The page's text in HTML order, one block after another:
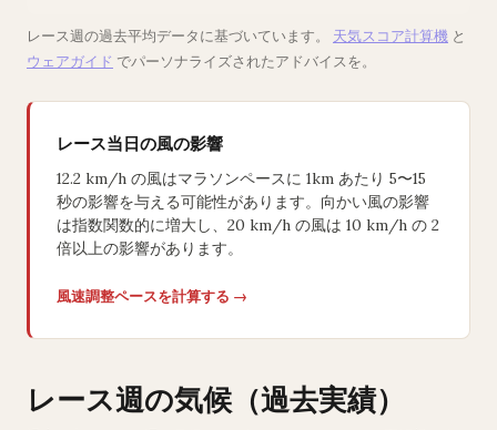
レース週の過去平均データに基づいています。 天気スコア計算機 と
ウェアガイド でパーソナライズされたアドバイスを。
レース当日の風の影響
12.2 km/h の風はマラソンペースに 1km あたり 5〜15
秒の影響を与える可能性があります。向かい風の影響
は指数関数的に増大し、20 km/h の風は 10 km/h の 2
倍以上の影響があります。
風速調整ペースを計算する →
レース週の気候（過去実績）